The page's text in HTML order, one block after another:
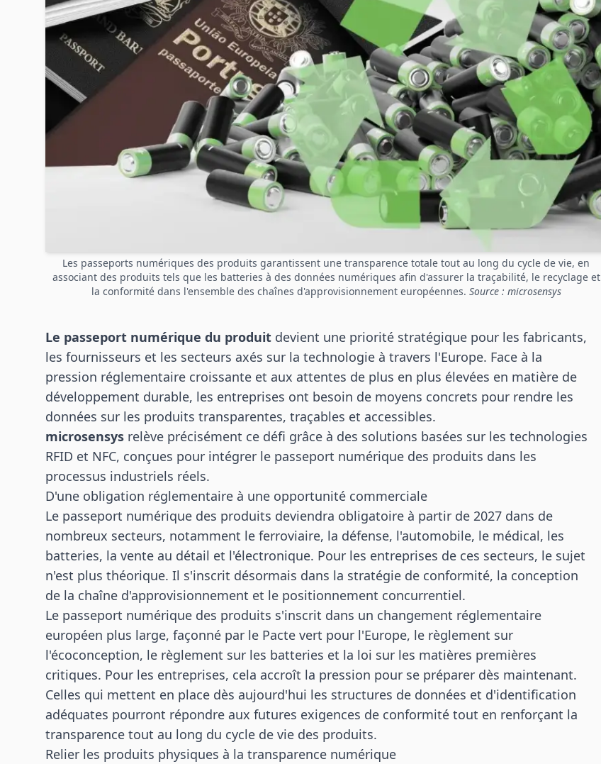
Les passeports numériques des produits garantissent une transparence totale tout au long du cycle de vie, en
associant des produits tels que les batteries à des données numériques afin d'assurer la traçabilité, le recyclage et
la conformité dans l'ensemble des chaînes d'approvisionnement européennes. Source : microsensys
Le passeport numérique du produit devient une priorité stratégique pour les fabricants,
les fournisseurs et les secteurs axés sur la technologie à travers l'Europe. Face à la
pression réglementaire croissante et aux attentes de plus en plus élevées en matière de
développement durable, les entreprises ont besoin de moyens concrets pour rendre les
données sur les produits transparentes, traçables et accessibles.
microsensys relève précisément ce défi grâce à des solutions basées sur les technologies
RFID et NFC, conçues pour intégrer le passeport numérique des produits dans les
processus industriels réels.
D'une obligation réglementaire à une opportunité commerciale
Le passeport numérique des produits deviendra obligatoire à partir de 2027 dans de
nombreux secteurs, notamment le ferroviaire, la défense, l'automobile, le médical, les
batteries, la vente au détail et l'électronique. Pour les entreprises de ces secteurs, le sujet
n'est plus théorique. Il s'inscrit désormais dans la stratégie de conformité, la conception
de la chaîne d'approvisionnement et le positionnement concurrentiel.
Le passeport numérique des produits s'inscrit dans un changement réglementaire
européen plus large, façonné par le Pacte vert pour l'Europe, le règlement sur
l'écoconception, le règlement sur les batteries et la loi sur les matières premières
critiques. Pour les entreprises, cela accroît la pression pour se préparer dès maintenant.
Celles qui mettent en place dès aujourd'hui les structures de données et d'identification
adéquates pourront répondre aux futures exigences de conformité tout en renforçant la
transparence tout au long du cycle de vie des produits.
Relier les produits physiques à la transparence numérique